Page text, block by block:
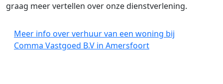
graag meer vertellen over onze dienstverlening.
Meer info over verhuur van een woning bij
Comma Vastgoed B.V in Amersfoort